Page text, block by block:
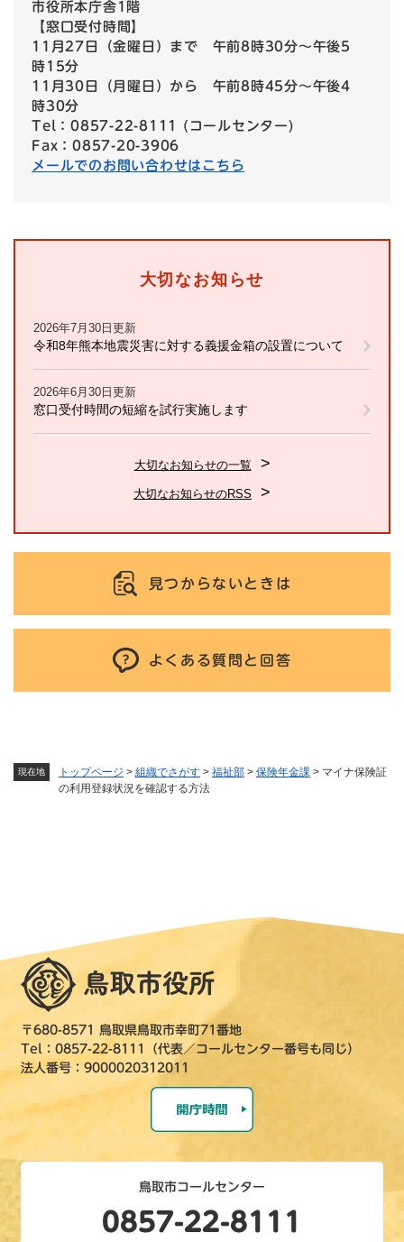
現在地 トップページ > 組織でさがす > 福祉部 > 保険年金課 > マイナ保険証
の利用登録状況を確認する方法
市役所本庁舎1階
【窓口受付時間】
11月27日（金曜日）まで 午前8時30分〜午後5
時15分
11月30日（月曜日）から 午前8時45分〜午後4
時30分
Tel：0857-22-8111 (コールセンター)
Fax：0857-20-3906
メールでのお問い合わせはこちら
大切なお知らせ
2026年7月30日更新
令和8年熊本地震災害に対する義援金箱の設置について
2026年6月30日更新
窓口受付時間の短縮を試行実施します
大切なお知らせの一覧
大切なお知らせのRSS
見つからないときは
よくある質問と回答
〒680-8571 鳥取県鳥取市幸町71番地
Tel：0857-22-8111（代表／コールセンター番号も同じ）
法人番号：9000020312011
鳥取市コールセンター
0857-22-8111